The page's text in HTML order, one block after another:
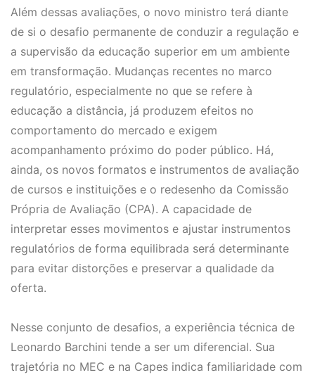
Além dessas avaliações, o novo ministro terá diante
de si o desafio permanente de conduzir a regulação e
a supervisão da educação superior em um ambiente
em transformação. Mudanças recentes no marco
regulatório, especialmente no que se refere à
educação a distância, já produzem efeitos no
comportamento do mercado e exigem
acompanhamento próximo do poder público. Há,
ainda, os novos formatos e instrumentos de avaliação
de cursos e instituições e o redesenho da Comissão
Própria de Avaliação (CPA). A capacidade de
interpretar esses movimentos e ajustar instrumentos
regulatórios de forma equilibrada será determinante
para evitar distorções e preservar a qualidade da
oferta.
Nesse conjunto de desafios, a experiência técnica de
Leonardo Barchini tende a ser um diferencial. Sua
trajetória no MEC e na Capes indica familiaridade com